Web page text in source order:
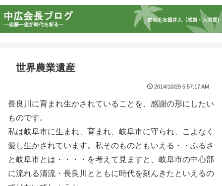
世界農業遺産
2014/10/29 5:57:17 AM
長良川に育まれ生かされていることを、感謝の形にしたい
ものです。
私は岐阜市に生まれ、育まれ、岐阜市に守られ、こよなく
愛し生かされています。私そのものともいえる・・ふるさ
と岐阜市とは・・・・を考えて見ますと、岐阜市の中心部
に流れる清流・長良川とともに時代を刻んきたといえるの